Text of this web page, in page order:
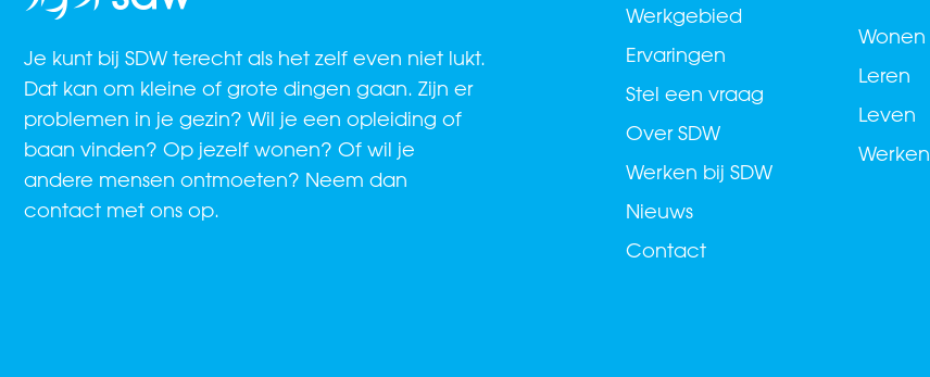
Je kunt bij SDW terecht als het zelf even niet lukt.
Dat kan om kleine of grote dingen gaan. Zijn er
problemen in je gezin? Wil je een opleiding of
baan vinden? Op jezelf wonen? Of wil je
andere mensen ontmoeten? Neem dan
contact met ons op.
Werkgebied
Ervaringen
Stel een vraag
Over SDW
Werken bij SDW
Nieuws
Contact
Wonen
Leren
Leven
Werken